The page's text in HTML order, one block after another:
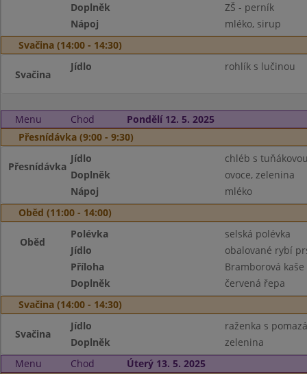
Doplněk
ZŠ - perník
Nápoj
mléko, sirup
Svačina (14:00 - 14:30)
Svačina
Jídlo rohlík s lučinou
Menu Chod
Pondělí 12. 5. 2025
Přesnídávka (9:00 - 9:30)
Přesnídávka
Jídlo
chléb s
Doplněk
ovoce, zelenina
Nápoj
mléko
Oběd (11:00 - 14:00)
Oběd
Polévka
selská polévka
Jídlo
obalované rybí
Příloha
Bramborová
Doplněk
červená řepa
Svačina (14:00 - 14:30)
Svačina
Jídlo
raženka s
Doplněk
zelenina
Menu
Chod
Úterý 13. 5. 2025